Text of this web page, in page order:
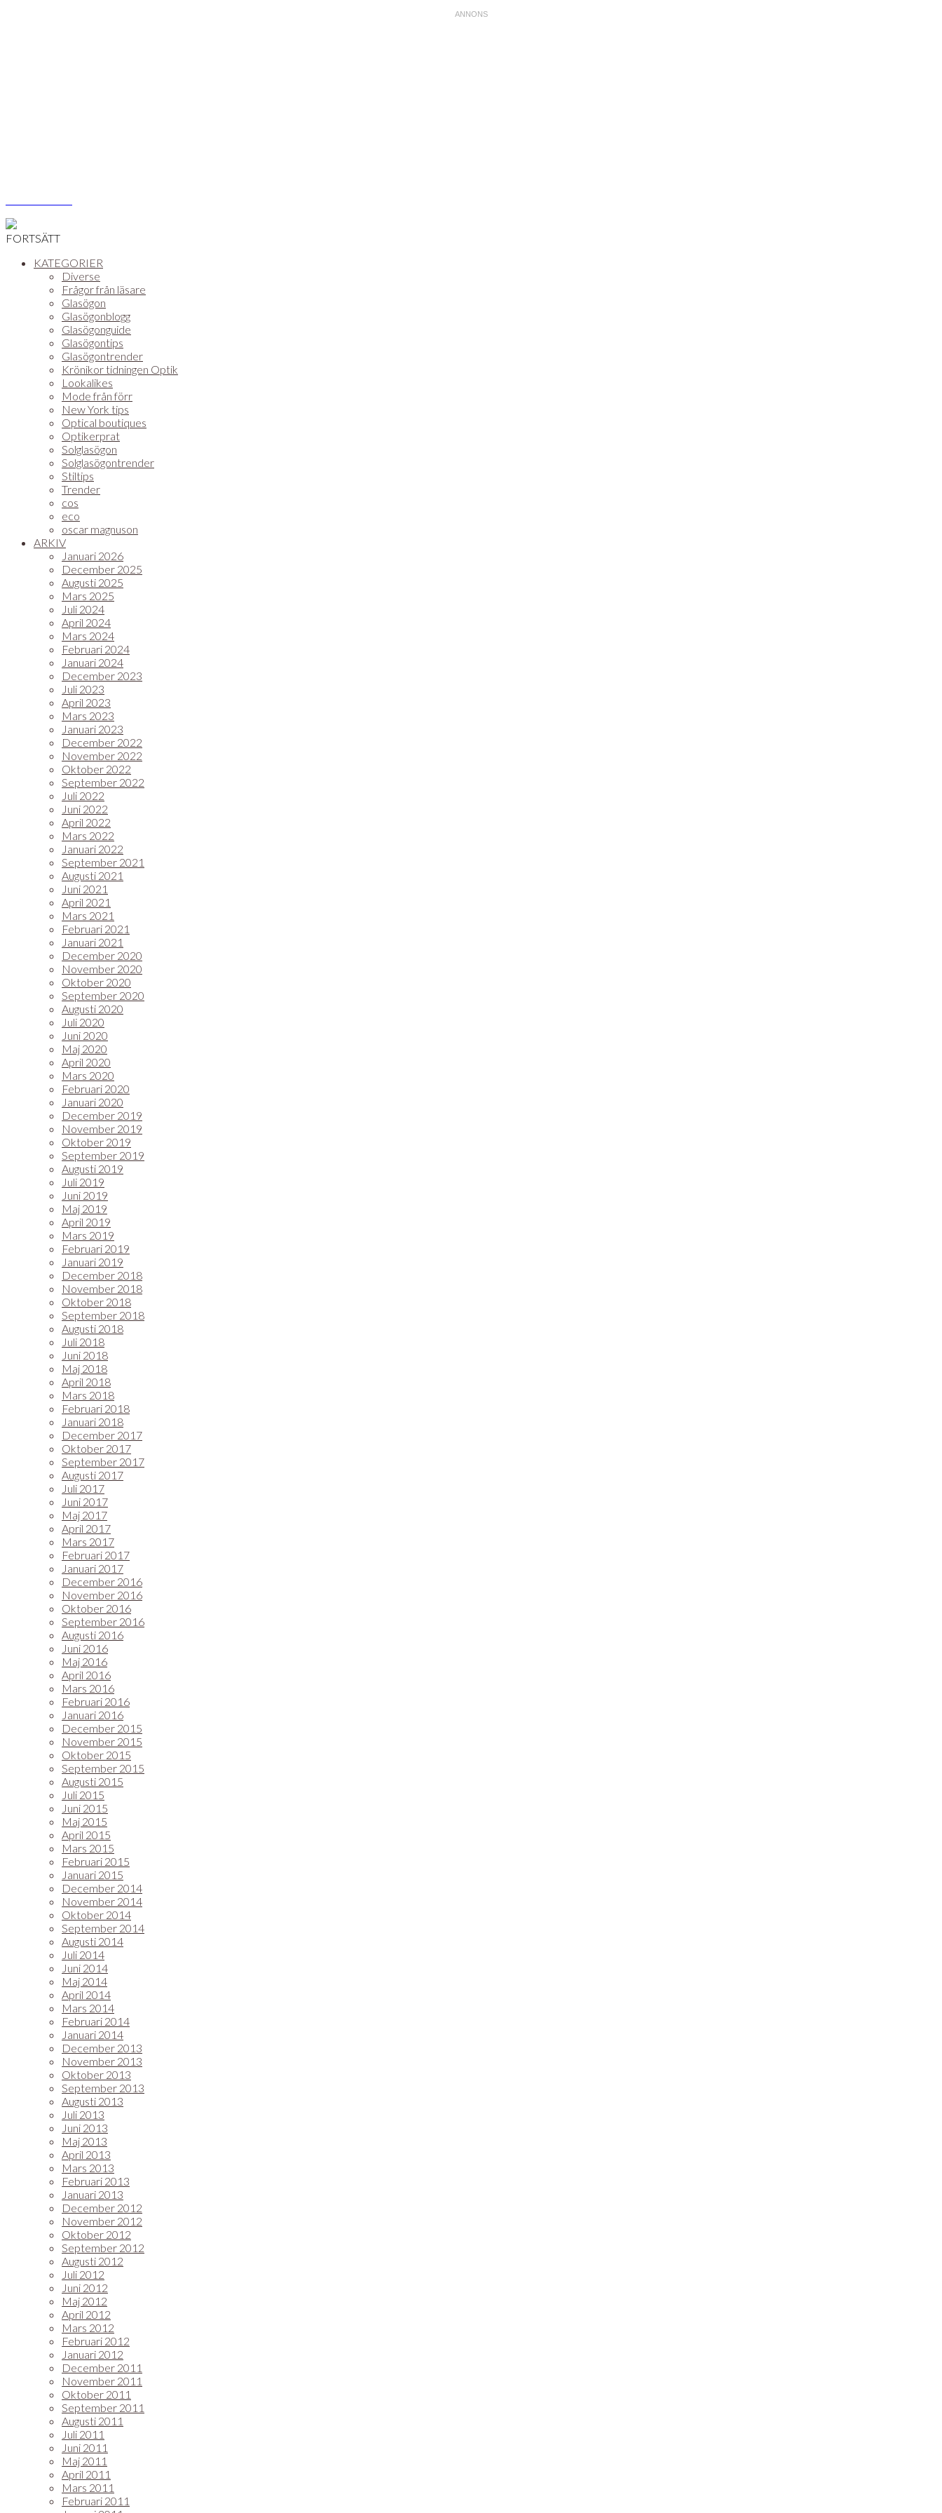
FORTSÄTT
KATEGORIER
Diverse
Frågor från läsare
Glasögon
Glasögonblogg
Glasögonguide
Glasögontips
Glasögontrender
Krönikor tidningen Optik
Lookalikes
Mode från förr
New York tips
Optical boutiques
Optikerprat
Solglasögon
Solglasögontrender
Stiltips
Trender
cos
eco
oscar magnuson
ARKIV
Januari 2026
December 2025
Augusti 2025
Mars 2025
Juli 2024
April 2024
Mars 2024
Februari 2024
Januari 2024
December 2023
Juli 2023
April 2023
Mars 2023
Januari 2023
December 2022
November 2022
Oktober 2022
September 2022
Juli 2022
Juni 2022
April 2022
Mars 2022
Januari 2022
September 2021
Augusti 2021
Juni 2021
April 2021
Mars 2021
Februari 2021
Januari 2021
December 2020
November 2020
Oktober 2020
September 2020
Augusti 2020
Juli 2020
Juni 2020
Maj 2020
April 2020
Mars 2020
Februari 2020
Januari 2020
December 2019
November 2019
Oktober 2019
September 2019
Augusti 2019
Juli 2019
Juni 2019
Maj 2019
April 2019
Mars 2019
Februari 2019
Januari 2019
December 2018
November 2018
Oktober 2018
September 2018
Augusti 2018
Juli 2018
Juni 2018
Maj 2018
April 2018
Mars 2018
Februari 2018
Januari 2018
December 2017
Oktober 2017
September 2017
Augusti 2017
Juli 2017
Juni 2017
Maj 2017
April 2017
Mars 2017
Februari 2017
Januari 2017
December 2016
November 2016
Oktober 2016
September 2016
Augusti 2016
Juni 2016
Maj 2016
April 2016
Mars 2016
Februari 2016
Januari 2016
December 2015
November 2015
Oktober 2015
September 2015
Augusti 2015
Juli 2015
Juni 2015
Maj 2015
April 2015
Mars 2015
Februari 2015
Januari 2015
December 2014
November 2014
Oktober 2014
September 2014
Augusti 2014
Juli 2014
Juni 2014
Maj 2014
April 2014
Mars 2014
Februari 2014
Januari 2014
December 2013
November 2013
Oktober 2013
September 2013
Augusti 2013
Juli 2013
Juni 2013
Maj 2013
April 2013
Mars 2013
Februari 2013
Januari 2013
December 2012
November 2012
Oktober 2012
September 2012
Augusti 2012
Juli 2012
Juni 2012
Maj 2012
April 2012
Mars 2012
Februari 2012
Januari 2012
December 2011
November 2011
Oktober 2011
September 2011
Augusti 2011
Juli 2011
Juni 2011
Maj 2011
April 2011
Mars 2011
Februari 2011